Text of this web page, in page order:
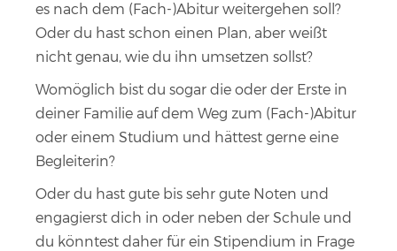
es nach dem (Fach-)Abitur weitergehen soll?
Oder du hast schon einen Plan, aber weißt
nicht genau, wie du ihn umsetzen sollst?
Womöglich bist du sogar die oder der Erste in
deiner Familie auf dem Weg zum (Fach-)Abitur
oder einem Studium und hättest gerne eine
Begleiterin?
Oder du hast gute bis sehr gute Noten und
engagierst dich in oder neben der Schule und
du könntest daher für ein Stipendium in Frage